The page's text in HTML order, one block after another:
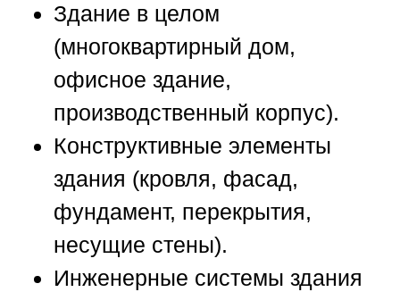
Здание в целом
(многоквартирный дом,
офисное здание,
производственный корпус).
Конструктивные элементы
здания (кровля, фасад,
фундамент, перекрытия,
несущие стены).
Инженерные системы здания